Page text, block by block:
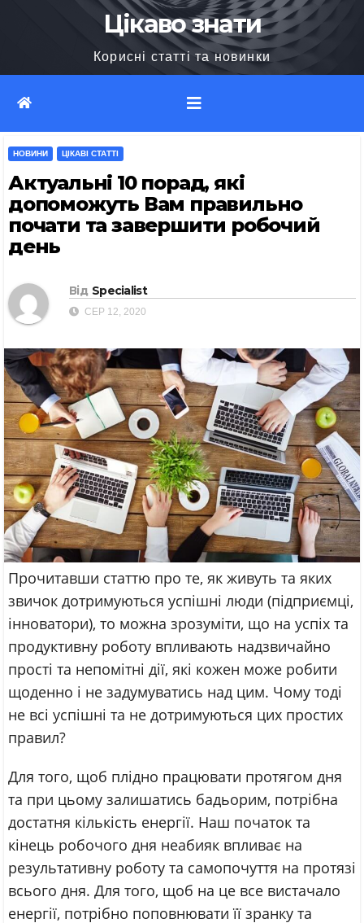
Цікаво знати
Корисні статті та новинки
НОВИНИ ЦІКАВІ СТАТТІ
Актуальні 10 порад, які
допоможуть Вам правильно
почати та завершити робочий
день
Від Specialist
СЕР 12, 2020
Прочитавши статтю про те, як живуть та яких
звичок дотримуються успішні люди (підприємці,
інноватори), то можна зрозуміти, що на успіх та
продуктивну роботу впливають надзвичайно
прості та непомітні дії, які кожен може робити
щоденно і не задумуватись над цим. Чому тоді
не всі успішні та не дотримуються цих простих
правил?
Для того, щоб плідно працювати протягом дня
та при цьому залишатись бадьорим, потрібна
достатня кількість енергії. Наш початок та
кінець робочого дня неабияк впливає на
результативну роботу та самопочуття на протязі
всього дня. Для того, щоб на це все вистачало
енергії, потрібно поповнювати її зранку та